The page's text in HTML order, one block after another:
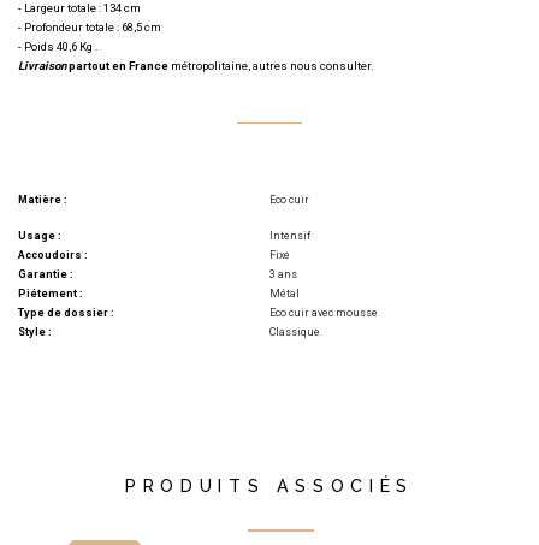
- Largeur totale : 134 cm
- Profondeur totale : 68,5 cm
- Poids 40,6 Kg .
Livraisonpartout en France métropolitaine, autres nous consulter.
Matière : Eco cuir
Usage :
Intensif
Accoudoirs :
Fixe
Garantie :
3 ans
Piétement :
Métal
Type de dossier :
Eco cuir avec mousse
Style :
Classique
PRODUITS ASSOCIÉS